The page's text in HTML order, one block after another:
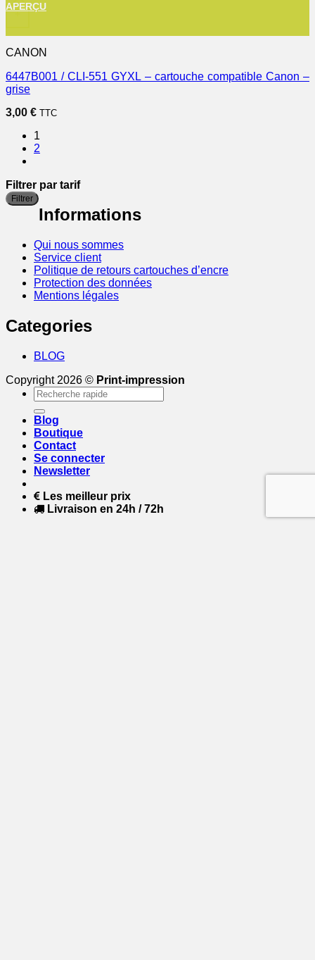
+
APERÇU
CANON
6447B001 / CLI-551 GYXL – cartouche compatible Canon –
grise
3,00 € TTC
1
2
Filtrer par tarif
Filtrer
Informations
Qui nous sommes
Service client
Politique de retours cartouches d’encre
Protection des données
Mentions légales
Categories
BLOG
Copyright 2026 © Print-impression
Recherche
pour :
Blog
Boutique
Contact
Se connecter
Newsletter
Les meilleur prix
Livraison en 24h / 72h